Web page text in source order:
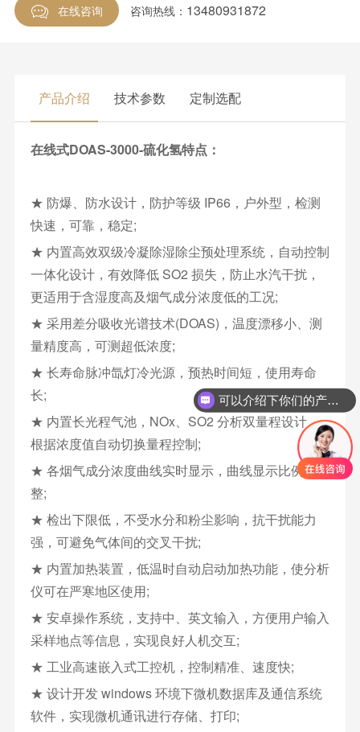
在线咨询 咨询热线： 13480931872
产品介绍 技术参数 定制选配
在线式DOAS-3000-硫化氢特点：
★ 防爆、防水设计，防护等级 IP66，户外型，检测
快速，可靠，稳定;
★ 内置高效双级冷凝除湿除尘预处理系统，自动控制
一体化设计，有效降低 SO2 损失，防止水汽干扰，
更适用于含湿度高及烟气成分浓度低的工况;
★ 采用差分吸收光谱技术(DOAS)，温度漂移小、测
量精度高，可测超低浓度;
★ 长寿命脉冲氙灯冷光源，预热时间短，使用寿命
长;
★ 内置长光程气池，NOx、SO2 分析双量程设计，
根据浓度值自动切换量程控制;
★ 各烟气成分浓度曲线实时显示，曲线显示比例可调
整;
★ 检出下限低，不受水分和粉尘影响，抗干扰能力
强，可避免气体间的交叉干扰;
★ 内置加热装置，低温时自动启动加热功能，使分析
仪可在严寒地区使用;
★ 安卓操作系统，支持中、英文输入，方便用户输入
采样地点等信息，实现良好人机交互;
★ 工业高速嵌入式工控机，控制精准、速度快;
★ 设计开发 windows 环境下微机数据库及通信系统
软件，实现微机通讯进行存储、打印;
可以介绍下你们的产品么